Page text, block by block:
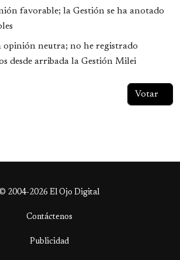
favorable; la Gestión se ha anotado
neutra; no he registrado
desde arribada la Gestión Milei
2004-2026 El Ojo Digital
Contáctenos
Publicidad